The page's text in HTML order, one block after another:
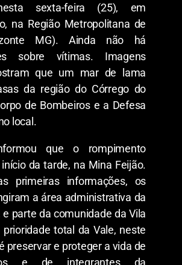
sexta-feira (25), em
na Região Metropolitana de
MG). Ainda não há
sobre vítimas. Imagens
que um mar de lama
da região do Córrego do
de Bombeiros e a Defesa
local.
que o rompimento
da tarde, na Mina Feijão.
primeiras informações, os
a área administrativa da
parte da comunidade da Vila
prioridade total da Vale, neste
preservar e proteger a vida de
e de integrantes da